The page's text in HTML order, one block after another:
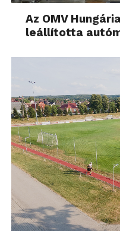
Az OMV
leállította